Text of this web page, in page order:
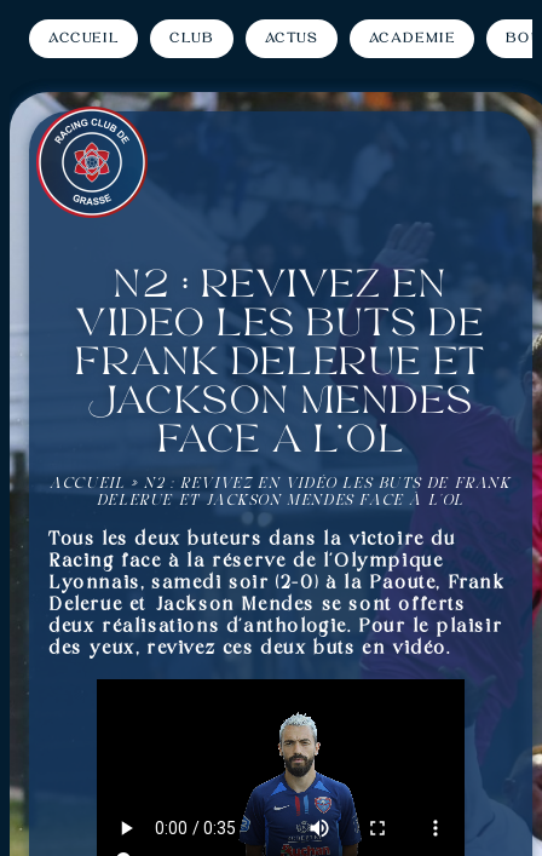
Accueil Club Actus Académie
N2 : Revivez en
vidéo les buts de
Frank Delerue et
Jackson Mendes
face à l’OL
ACCUEIL »N2 : REVIVEZ EN VIDÉO LES BUTS DE FRANK
DELERUE ET JACKSON MENDES FACE À L’OL
Tous les deux buteurs dans la victoire du
Racing face à la réserve de l’Olympique
Lyonnais, samedi soir (2-0) à la Paoute, Frank
Delerue et Jackson Mendes se sont offerts
deux réalisations d’anthologie. Pour le plaisir
des yeux, revivez ces deux buts en vidéo.